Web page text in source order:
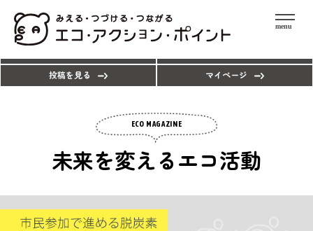
menu
投稿を見る
マイページ
ECO MAGAZINE
未来を変えるエコ活動